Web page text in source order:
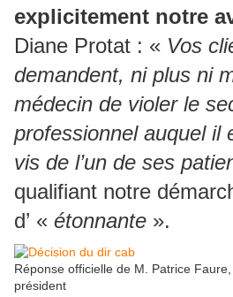
explicitement notre
Diane Protat : « Vos
demandent, ni plus ni
médecin de violer le
professionnel auquel il
vis de l’un de ses
qualifiant notre
d’ « étonnante ».
Réponse officielle de M. Patrice
président